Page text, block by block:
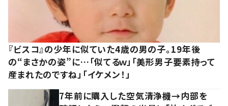
『ビスコ』の少年に似ていた4歳の男の子。19年後
の“まさかの姿”に…「似てるｗ」「美形男子要素持って
産まれたのですね」「イケメン！」
7年前に購入した空気清浄機→内部を